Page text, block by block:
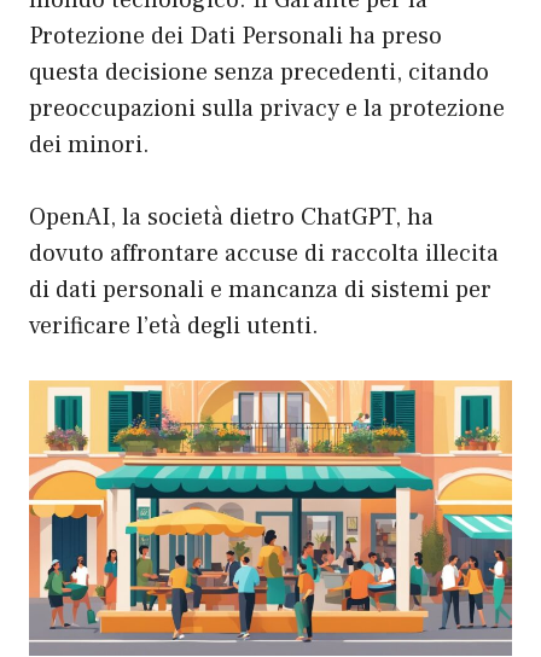
Protezione dei Dati Personali ha preso
questa decisione senza precedenti, citando
preoccupazioni sulla privacy e la protezione
dei minori.
OpenAI, la società dietro ChatGPT, ha
dovuto affrontare accuse di raccolta illecita
di dati personali e mancanza di sistemi per
verificare l’età degli utenti.